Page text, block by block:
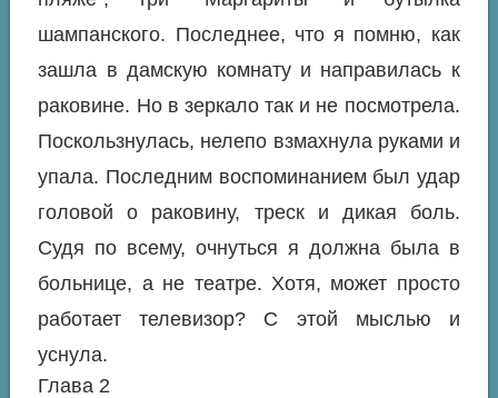
шампанского. Последнее, что я помню, как
зашла в дамскую комнату и направилась к
раковине. Но в зеркало так и не посмотрела.
Поскользнулась, нелепо взмахнула руками и
упала. Последним воспоминанием был удар
головой о раковину, треск и дикая боль.
Судя по всему, очнуться я должна была в
больнице, а не театре. Хотя, может просто
работает телевизор? С этой мыслью и
уснула.
Глава 2